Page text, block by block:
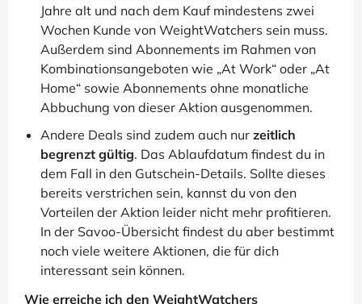
Jahre alt und nach dem Kauf mindestens zwei
Wochen Kunde von WeightWatchers sein muss.
Außerdem sind Abonnements im Rahmen von
Kombinationsangeboten wie „At Work“ oder „At
Home“ sowie Abonnements ohne monatliche
Abbuchung von dieser Aktion ausgenommen.
Andere Deals sind zudem auch nur zeitlich
begrenzt gültig. Das Ablaufdatum findest du in
dem Fall in den Gutschein-Details. Sollte dieses
bereits verstrichen sein, kannst du von den
Vorteilen der Aktion leider nicht mehr profitieren.
In der Savoo-Übersicht findest du aber bestimmt
noch viele weitere Aktionen, die für dich
interessant sein können.
Wie erreiche ich den WeightWatchers